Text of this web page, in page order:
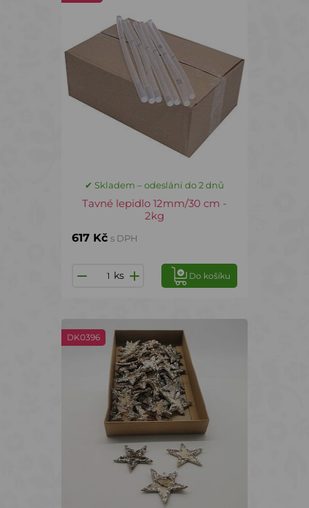
✔ Skladem – odeslání do 2 dnů
Tavné lepidlo 12mm/30 cm -
2kg
617 Kč s DPH
ks Do košíku
DK0396